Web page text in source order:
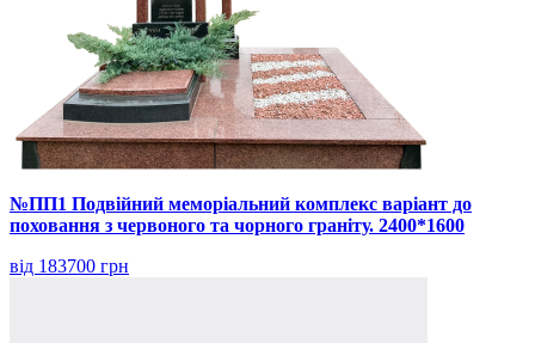
№ПП1 Подвійний меморіальний комплекс варіант до
поховання з червоного та чорного граніту. 2400*1600
від 183700 грн